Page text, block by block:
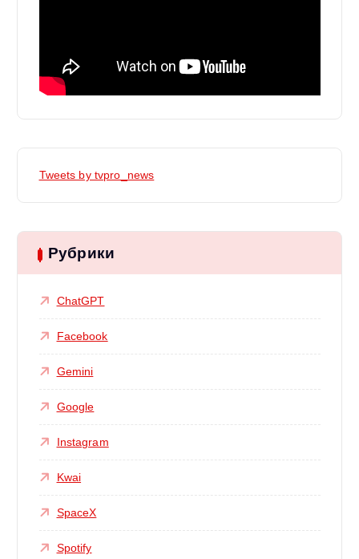
Tweets by tvpro_news
Рубрики
ChatGPT
Facebook
Gemini
Google
Instagram
Kwai
SpaceX
Spotify